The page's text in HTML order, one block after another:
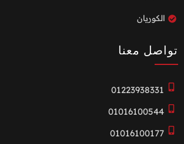
الكوريان
تواصل معنا
01223938331
01016100544
01016100177